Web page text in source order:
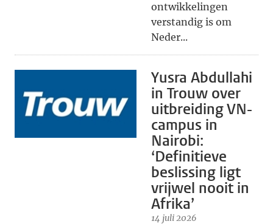
ontwikkelingen
verstandig is om
Neder...
Yusra Abdullahi
in Trouw over
uitbreiding VN-
campus in
Nairobi:
‘Definitieve
beslissing ligt
vrijwel nooit in
Afrika’
14 juli 2026